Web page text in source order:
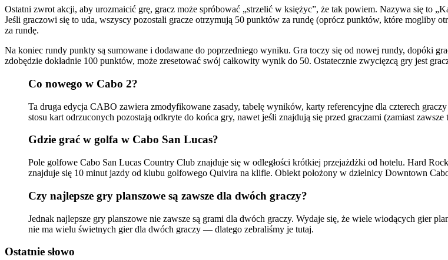
Ostatni zwrot akcji, aby urozmaicić grę, gracz może spróbować „strzelić w księżyc”, że tak powiem. Nazywa się to
Jeśli graczowi się to uda, wszyscy pozostali gracze otrzymują 50 punktów za rundę (oprócz punktów, które mogliby
za rundę.
Na koniec rundy punkty są sumowane i dodawane do poprzedniego wyniku. Gra toczy się od nowej rundy, dopóki
zdobędzie dokładnie 100 punktów, może zresetować swój całkowity wynik do 50. Ostatecznie zwycięzcą gry jest
Co nowego w Cabo 2?
Ta druga edycja CABO zawiera zmodyfikowane zasady, tabelę wyników, karty referencyjne dla czterech
stosu kart odrzuconych pozostają odkryte do końca gry, nawet jeśli znajdują się przed graczami (zamiast
Gdzie grać w golfa w Cabo San Lucas?
Pole golfowe Cabo San Lucas Country Club znajduje się w odległości krótkiej przejażdżki od hotelu. Hard
znajduje się 10 minut jazdy od klubu golfowego Quivira na klifie. Obiekt położony w dzielnicy Downtown
Czy najlepsze gry planszowe są zawsze dla dwóch graczy?
Jednak najlepsze gry planszowe nie zawsze są grami dla dwóch graczy. Wydaje się, że wiele wiodących gier
nie ma wielu świetnych gier dla dwóch graczy — dlatego zebraliśmy je tutaj.
Ostatnie słowo